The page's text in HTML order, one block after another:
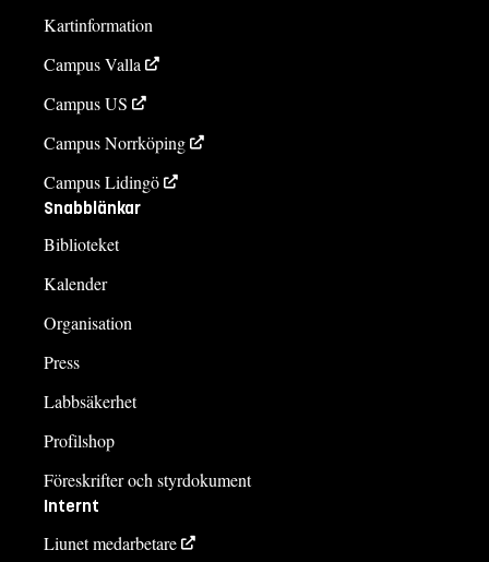
Kartinformation
Campus Valla
Campus US
Campus Norrköping
Campus Lidingö
Snabblänkar
Biblioteket
Kalender
Organisation
Press
Labbsäkerhet
Profilshop
Föreskrifter och styrdokument
Internt
Liunet medarbetare